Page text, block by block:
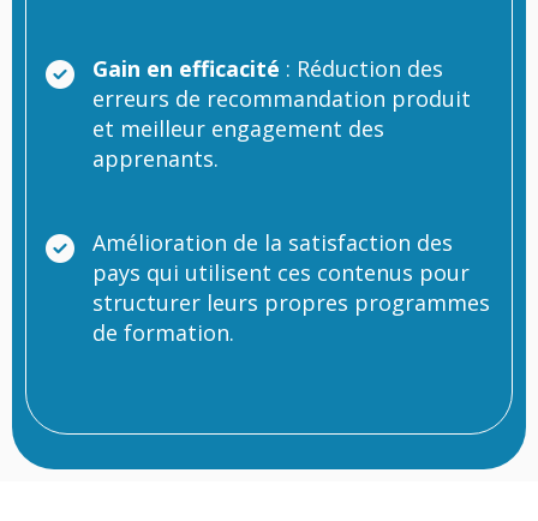
Gain en efficacité : Réduction des
erreurs de recommandation produit
et meilleur engagement des
apprenants.
Amélioration de la satisfaction des
pays qui utilisent ces contenus pour
structurer leurs propres programmes
de formation.